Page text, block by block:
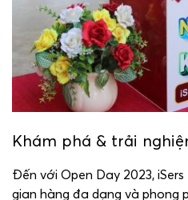
Khám phá & trải
Đến với Open Day 2023,
gian hàng đa dạng và phong